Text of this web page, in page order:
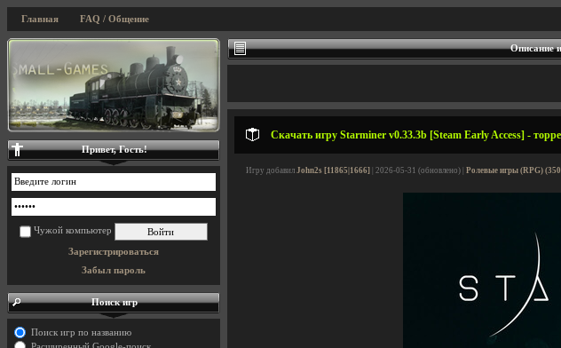
Главная FAQ / Общение
Описание
Скачать игру Starminer v0.33.3b [Steam Early Access] -
Игру добавил John2s [11865|1666] | 2026-05-31 (обновлено) | Ролевые игры (RPG)
Привет, Гость!
Чужой компьютер
Зарегистрироваться
Забыл пароль
Поиск игр
Поиск игр по названию